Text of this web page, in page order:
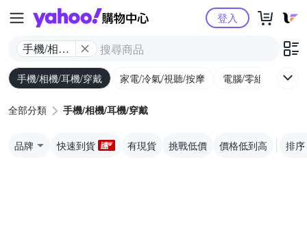
Yahoo購物中心
手機/相機/
耳機/穿戴
登入
手機/相機/耳機/穿戴 家電/冷氣/視聽/按摩 電腦/零組件/週邊/
全部分類 手機/相機/耳機/穿戴
品牌 快速到貨 有現貨 挑戰低價 價格低到高 排序